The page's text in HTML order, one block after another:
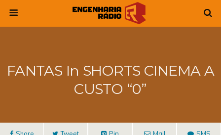
FANTAS In SHORTS CINEMA A
CUSTO “0”